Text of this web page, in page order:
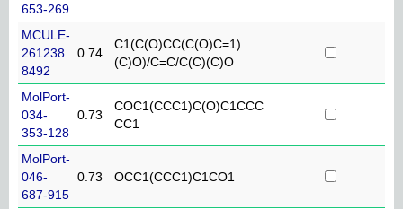
653-269
MCULE-
261238
8492
0.74
C1(C(O)CC(C(O)C=1)
(C)O)/C=C/C(C)(C)O
MolPort-
034-
353-128
0.73
COC1(CCC1)C(O)C1CCC
CC1
MolPort-
046-
687-915
0.73 OCC1(CCC1)C1CO1